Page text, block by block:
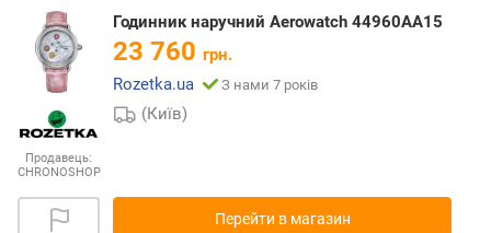
Продавець:
CHRONOSHOP
Годинник наручний Aerowatch 44960AA15
23 760 грн.
Rozetka.ua
З нами 7 років
(Київ)
Перейти в магазин